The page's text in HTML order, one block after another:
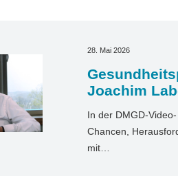
28. Mai 2026
Joachim
In der DMGD-
Chancen,
mit…